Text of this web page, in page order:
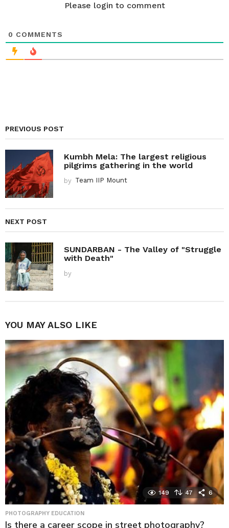
Please login to comment
0 COMMENTS
PREVIOUS POST
Kumbh Mela: The largest religious
pilgrims gathering in the world
by Team IIP Mount
NEXT POST
SUNDARBAN - The Valley of "Struggle
with Death"
by
YOU MAY ALSO LIKE
149 47 6
PHOTOGRAPHY EDUCATION
Is there a career scope in street photography?